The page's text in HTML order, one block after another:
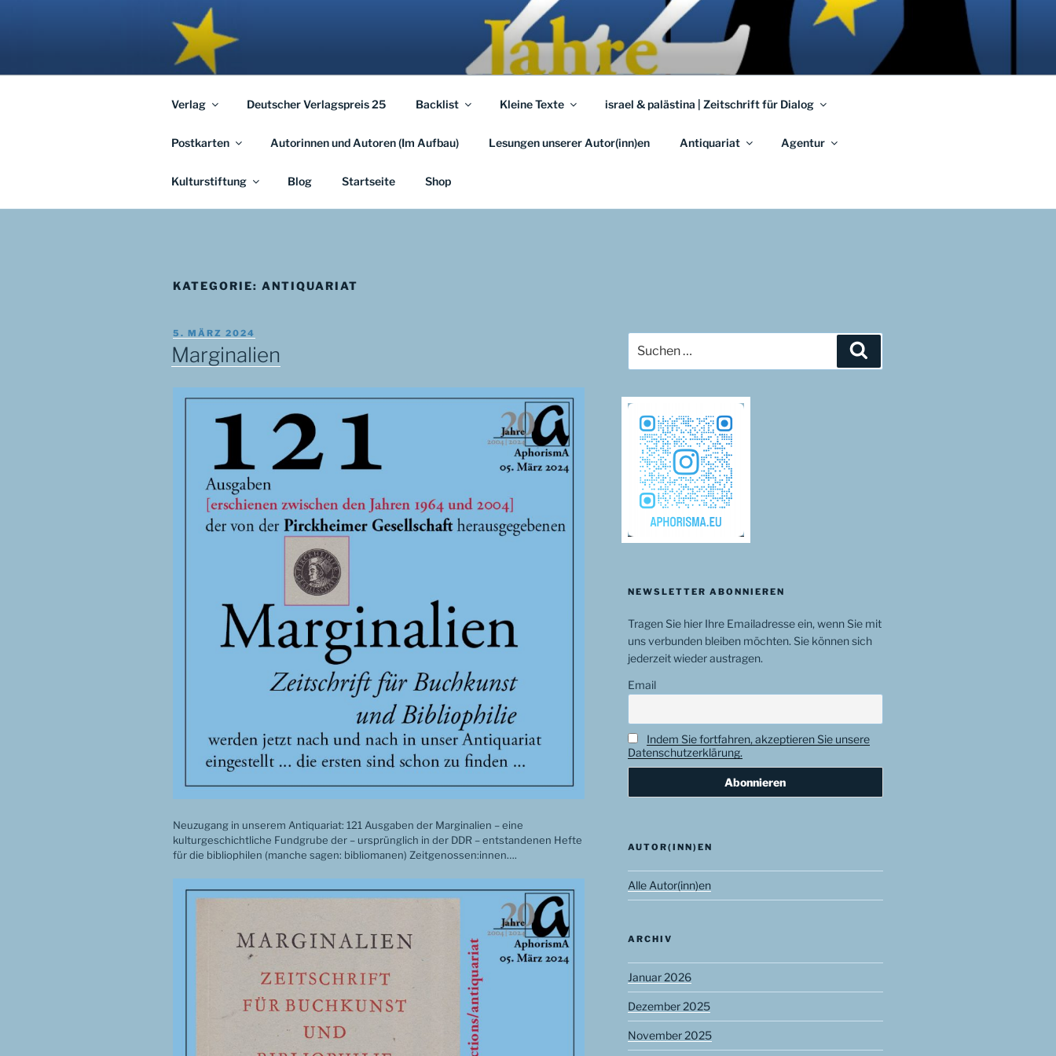
APHORISMA.EU
… links und rechts von Jerusalem …
Verlag Deutscher Verlagspreis 25 Backlist Kleine Texte israel & palästina | Zeitschrift für Dialog
Postkarten Autorinnen und Autoren (Im Aufbau) Lesungen unserer Autor(inn)en Antiquariat Agentur
Kulturstiftung Blog Startseite Shop
KATEGORIE: ANTIQUARIAT
VERÖFFENTLICHT
AM
5. MÄRZ 2024
Marginalien
Neuzugang in unserem Antiquariat: 121 Ausgaben der Marginalien – eine
kulturgeschichtliche Fundgrube der – ursprünglich in der DDR – entstandenen Hefte
für die bibliophilen (manche sagen: bibliomanen) Zeitgenossen:innen….
nach:
NEWSLETTER ABONNIEREN
Tragen Sie hier Ihre Emailadresse ein, wenn Sie mit
uns verbunden bleiben möchten. Sie können sich
jederzeit wieder austragen.
Email
Indem Sie fortfahren, akzeptieren Sie unsere
Datenschutzerklärung.
AUTOR(INN)EN
Alle Autor(inn)en
ARCHIV
Januar 2026
Dezember 2025
November 2025